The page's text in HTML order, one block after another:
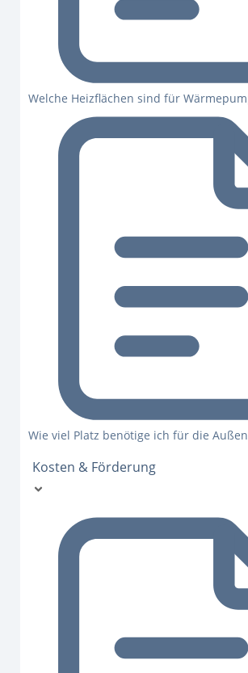
Welche Heizflächen sind für
Wie viel Platz benötige ich für die
Kosten & Förderung